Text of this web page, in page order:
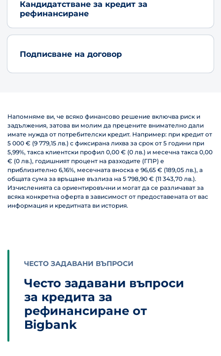
Кандидатстване за кредит за
рефинансиране
Подписване на договор
Напомняме ви, че всяко финансово решение включва риск и
задължения, затова ви молим да прецените внимателно дали
имате нужда от потребителски кредит. Например: при кредит от
5 000 € (9 779,15 лв.) с фиксирана лихва за срок от 5 години при
5,99%, такса клиентски профил 0,00 € (0 лв.) и месечна такса 0,00
€ (0 лв.), годишният процент на разходите (ГПР) е
приблизително 6,16%, месечната вноска е 96,65 € (189,05 лв.), а
общата сума за връщане възлиза на 5 798,90 € (11 343,70 лв.).
Изчисленията са ориентировъчни и могат да се различават за
всяка конкретна оферта в зависимост от предоставената от вас
информация и кредитната ви история.
ЧЕСТО ЗАДАВАНИ ВЪПРОСИ
Често задавани въпроси
за кредита за
рефинансиране от
Bigbank